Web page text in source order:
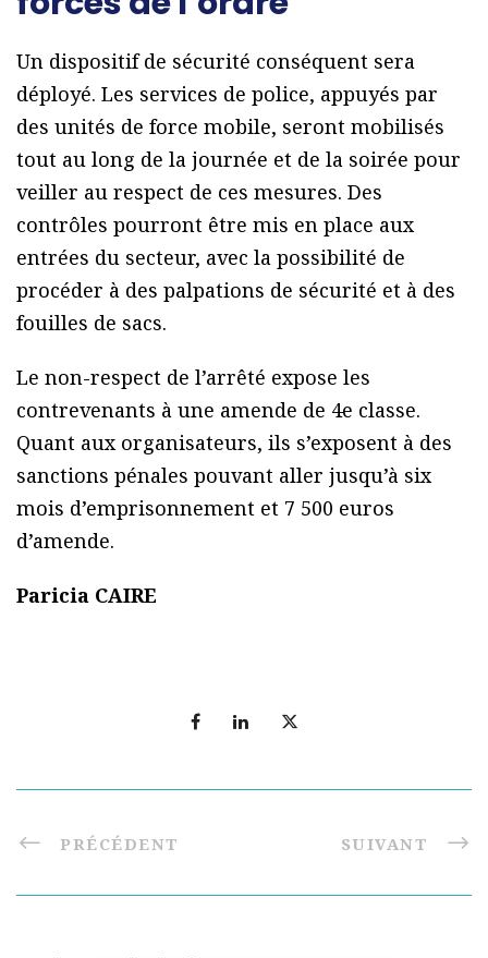
Un dispositif de sécurité conséquent sera
déployé. Les services de police, appuyés par
des unités de force mobile, seront mobilisés
tout au long de la journée et de la soirée pour
veiller au respect de ces mesures. Des
contrôles pourront être mis en place aux
entrées du secteur, avec la possibilité de
procéder à des palpations de sécurité et à des
fouilles de sacs.
Le non-respect de l’arrêté expose les
contrevenants à une amende de 4e classe.
Quant aux organisateurs, ils s’exposent à des
sanctions pénales pouvant aller jusqu’à six
mois d’emprisonnement et 7 500 euros
d’amende.
Paricia CAIRE
PRÉCÉDENT SUIVANT